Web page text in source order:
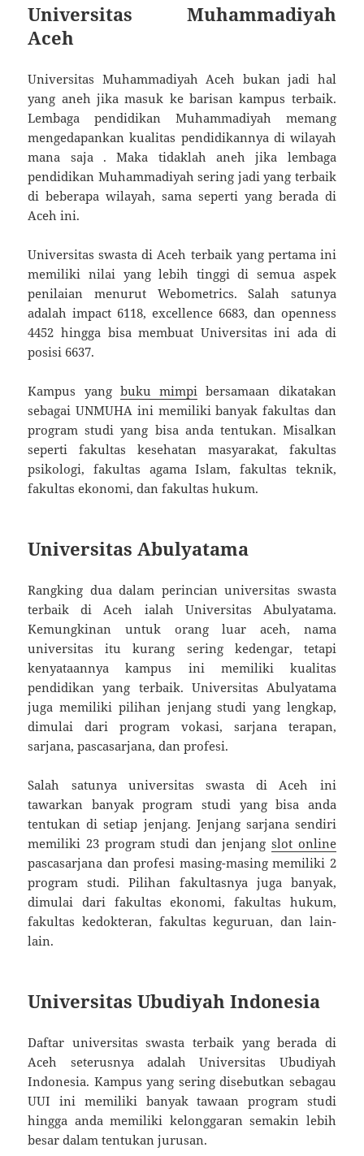
Universitas Muhammadiyah
Aceh
Universitas Muhammadiyah Aceh bukan jadi hal
yang aneh jika masuk ke barisan kampus terbaik.
Lembaga pendidikan Muhammadiyah memang
mengedapankan kualitas pendidikannya di wilayah
mana saja . Maka tidaklah aneh jika lembaga
pendidikan Muhammadiyah sering jadi yang terbaik
di beberapa wilayah, sama seperti yang berada di
Aceh ini.
Universitas swasta di Aceh terbaik yang pertama ini
memiliki nilai yang lebih tinggi di semua aspek
penilaian menurut Webometrics. Salah satunya
adalah impact 6118, excellence 6683, dan openness
4452 hingga bisa membuat Universitas ini ada di
posisi 6637.
Kampus yang buku mimpi bersamaan dikatakan
sebagai UNMUHA ini memiliki banyak fakultas dan
program studi yang bisa anda tentukan. Misalkan
seperti fakultas kesehatan masyarakat, fakultas
psikologi, fakultas agama Islam, fakultas teknik,
fakultas ekonomi, dan fakultas hukum.
Universitas Abulyatama
Rangking dua dalam perincian universitas swasta
terbaik di Aceh ialah Universitas Abulyatama.
Kemungkinan untuk orang luar aceh, nama
universitas itu kurang sering kedengar, tetapi
kenyataannya kampus ini memiliki kualitas
pendidikan yang terbaik. Universitas Abulyatama
juga memiliki pilihan jenjang studi yang lengkap,
dimulai dari program vokasi, sarjana terapan,
sarjana, pascasarjana, dan profesi.
Salah satunya universitas swasta di Aceh ini
tawarkan banyak program studi yang bisa anda
tentukan di setiap jenjang. Jenjang sarjana sendiri
memiliki 23 program studi dan jenjang slot online
pascasarjana dan profesi masing-masing memiliki 2
program studi. Pilihan fakultasnya juga banyak,
dimulai dari fakultas ekonomi, fakultas hukum,
fakultas kedokteran, fakultas keguruan, dan lain-
lain.
Universitas Ubudiyah Indonesia
Daftar universitas swasta terbaik yang berada di
Aceh seterusnya adalah Universitas Ubudiyah
Indonesia. Kampus yang sering disebutkan sebagau
UUI ini memiliki banyak tawaan program studi
hingga anda memiliki kelonggaran semakin lebih
besar dalam tentukan jurusan.